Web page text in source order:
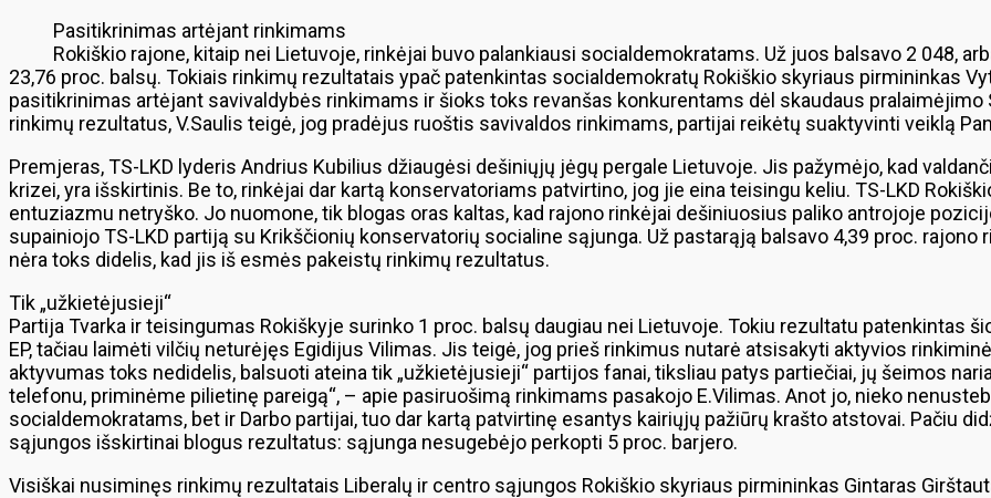
Pasitikrinimas artėjant rinkimams
Rokiškio rajone, kitaip nei Lietuvoje, rinkėjai buvo palankiausi socialdemokratams. Už juos balsavo 2 048,
23,76 proc. balsų. Tokiais rinkimų rezultatais ypač patenkintas socialdemokratų Rokiškio skyriaus pirmininkas
pasitikrinimas artėjant savivaldybės rinkimams ir šioks toks revanšas konkurentams dėl skaudaus
rinkimų rezultatus, V.Saulis teigė, jog pradėjus ruoštis savivaldos rinkimams, partijai reikėtų suaktyvinti veiklą
Premjeras, TS-LKD lyderis Andrius Kubilius džiaugėsi dešiniųjų jėgų pergale Lietuvoje. Jis pažymėjo, kad
krizei, yra išskirtinis. Be to, rinkėjai dar kartą konservatoriams patvirtino, jog jie eina teisingu keliu. TS-LKD
entuziazmu netryško. Jo nuomone, tik blogas oras kaltas, kad rajono rinkėjai dešiniuosius paliko antrojoje
supainiojo TS-LKD partiją su Krikščionių konservatorių socialine sąjunga. Už pastarąją balsavo 4,39 proc.
nėra toks didelis, kad jis iš esmės pakeistų rinkimų rezultatus.
Tik „užkietėjusieji“
Partija Tvarka ir teisingumas Rokiškyje surinko 1 proc. balsų daugiau nei Lietuvoje. Tokiu rezultatu patenkintas
EP, tačiau laimėti vilčių neturėjęs Egidijus Vilimas. Jis teigė, jog prieš rinkimus nutarė atsisakyti aktyvios
aktyvumas toks nedidelis, balsuoti ateina tik „užkietėjusieji“ partijos fanai, tiksliau patys partiečiai, jų šeimos
telefonu, priminėme pilietinę pareigą“, – apie pasiruošimą rinkimams pasakojo E.Vilimas. Anot jo, nieko
socialdemokratams, bet ir Darbo partijai, tuo dar kartą patvirtinę esantys kairiųjų pažiūrų krašto atstovai. Pačiu
sąjungos išskirtinai blogus rezultatus: sąjunga nesugebėjo perkopti 5 proc. barjero.
Visiškai nusiminęs rinkimų rezultatais Liberalų ir centro sąjungos Rokiškio skyriaus pirmininkas Gintaras